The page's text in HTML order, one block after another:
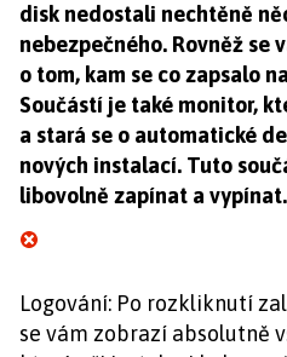
disk nedostali nechtěně
nebezpečného. Rovněž se
o tom, kam se co zapsalo
Součástí je také monitor,
a stará se o automatické
nových instalací. Tuto
libovolně zapínat a vypínat.
Logování: Po rozkliknutí
se vám zobrazí absolutně